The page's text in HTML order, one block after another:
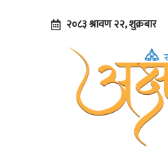
२०८३ श्रावण २२, शुक्रबार